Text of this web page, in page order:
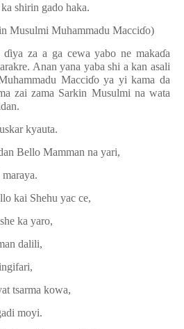
shirin gado haka.
Musulmi Muhammadu Macciɗo)
ɗiya za a ga cewa yabo ne makaɗa
Anan yana yaba shi a kan asali
Macciɗo ya yi kama da
zai zama Sarkin Musulmi na wata
kyauta.
Bello Mamman na yari,
kai Shehu yac ce,
ka yaro,
dalili,
tsarma kowa,
moyi.